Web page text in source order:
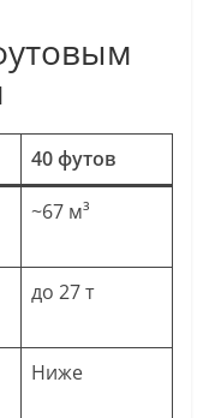
40 футов
~67 м³
до 27 т
Ниже